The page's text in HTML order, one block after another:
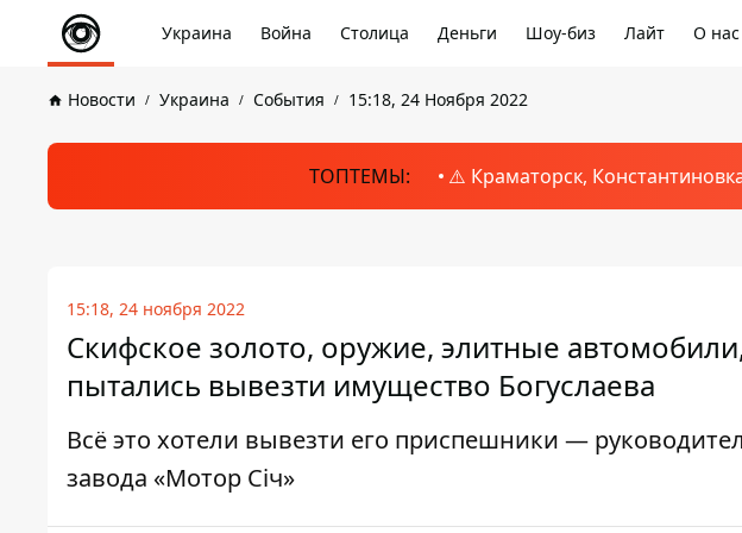
Украина Война Столица Деньги Шоу-биз Лайт О нас
Новости Украина События 15:18, 24 Ноября 2022
ТОПТЕМЫ: ⚠️ Краматорск,
15:18, 24 ноября 2022
Скифское золото, оружие, элитные
пытались вывезти имущество Богуслаева
Всё это хотели вывезти его приспешники —
завода «Мотор Сiч»